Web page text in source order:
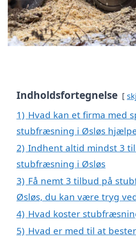
Indholdsfortegnelse
1) Hvad kan et firma med
stubfræsning i Øsløs
2) Indhent altid mindst 3
stubfræsning i Øsløs
3) Få nemt 3 tilbud på
Øsløs, du kan være tryg
4) Hvad koster
5) Hvad er med til at